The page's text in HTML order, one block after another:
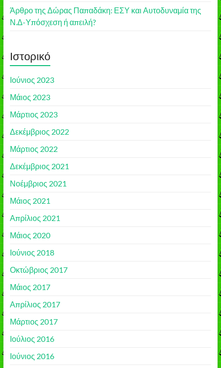
Άρθρο της Δώρας Παπαδάκη: ΕΣΥ και Αυτοδυναμία της
Ν.Δ-Υπόσχεση ή απειλή?
Ιστορικό
Ιούνιος 2023
Μάιος 2023
Μάρτιος 2023
Δεκέμβριος 2022
Μάρτιος 2022
Δεκέμβριος 2021
Νοέμβριος 2021
Μάιος 2021
Απρίλιος 2021
Μάιος 2020
Ιούνιος 2018
Οκτώβριος 2017
Μάιος 2017
Απρίλιος 2017
Μάρτιος 2017
Ιούλιος 2016
Ιούνιος 2016